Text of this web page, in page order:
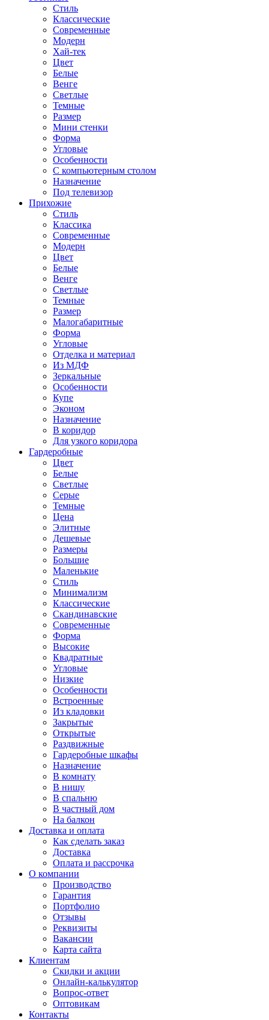
Стиль
Классические
Современные
Модерн
Хай-тек
Цвет
Белые
Венге
Светлые
Темные
Размер
Мини стенки
Форма
Угловые
Особенности
С компьютерным столом
Назначение
Под телевизор
Прихожие
Стиль
Классика
Современные
Модерн
Цвет
Белые
Венге
Светлые
Темные
Размер
Малогабаритные
Форма
Угловые
Отделка и материал
Из МДФ
Зеркальные
Особенности
Купе
Эконом
Назначение
В коридор
Для узкого коридора
Гардеробные
Цвет
Белые
Светлые
Серые
Темные
Цена
Элитные
Дешевые
Размеры
Большие
Маленькие
Стиль
Минимализм
Классические
Скандинавские
Современные
Форма
Высокие
Квадратные
Угловые
Низкие
Особенности
Встроенные
Из кладовки
Закрытые
Открытые
Раздвижные
Гардеробные шкафы
Назначение
В комнату
В нишу
В спальню
В частный дом
На балкон
Доставка и оплата
Как сделать заказ
Доставка
Оплата и рассрочка
О компании
Производство
Гарантия
Портфолио
Отзывы
Реквизиты
Вакансии
Карта сайта
Клиентам
Скидки и акции
Онлайн-калькулятор
Вопрос-ответ
Оптовикам
Контакты